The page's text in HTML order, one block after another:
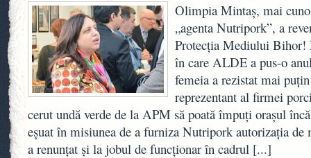
Olimpia Mintaş, mai
„agenta Nutripork”, a
Protecţia Mediului Bihor!
în care ALDE a pus-o
femeia a rezistat mai
reprezentant al firmei
cerut undă verde de la APM să poată împuţi oraşul
eşuat în misiunea de a furniza Nutripork autorizaţia de
a renunţat şi la jobul de funcţionar în cadrul [...]